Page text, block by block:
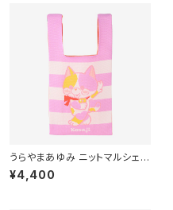
うらやまあゆみ ニットマルシェバ
ッグ (Kosaji）
¥4,400